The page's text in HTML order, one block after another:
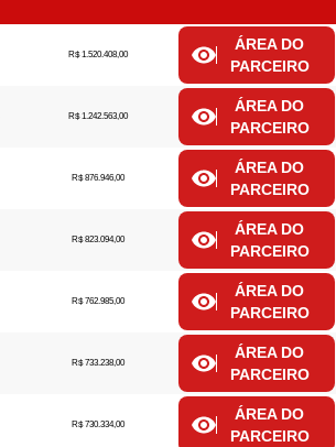
R$ 1.520.408,00
ÁREA DO
PARCEIRO
R$ 1.242.563,00
ÁREA DO
PARCEIRO
R$ 876.946,00
ÁREA DO
PARCEIRO
R$ 823.094,00
ÁREA DO
PARCEIRO
R$ 762.985,00
ÁREA DO
PARCEIRO
R$ 733.238,00
ÁREA DO
PARCEIRO
R$ 730.334,00
ÁREA DO
PARCEIRO